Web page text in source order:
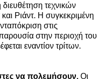
τεχνικών
Ριάντ. Η συγκεκριμένη
στις
στην περιοχή του
εναντίον τρίτων.
να πολεμήσουν. Οι